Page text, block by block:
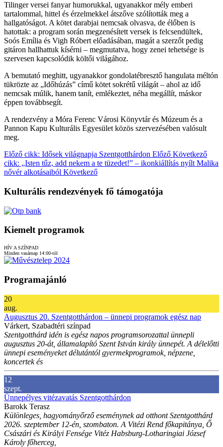
Tilinger versei fanyar humorukkal, ugyanakkor mély emberi
tartalommal, hittel és érzelmekkel átszőve szólították meg a
hallgatóságot. A kötet darabjai nemcsak olvasva, de élőben is
hatottak: a program során megzenésített versek is felcsendültek,
Soós Emília és Vigh Róbert előadásában, magát a szerzőt pedig
gitáron hallhattuk kísérni – megmutatva, hogy zenei tehetsége is
szervesen kapcsolódik költői világához.
A bemutató meghitt, ugyanakkor gondolatébresztő hangulata méltón
tükrözte az „Időhúzás” című kötet sokrétű világát – ahol az idő
nemcsak múlik, hanem tanít, emlékeztet, néha megállít, máskor
éppen továbbsegít.
A rendezvény a Móra Ferenc Városi Könyvtár és Múzeum és a
Pannon Kapu Kulturális Egyesület közös szervezésében valósult
meg.
Előző cikk: Idősek világnapja Szentgotthárdon Előző Következő
cikk: „Isten tűz, add nekem a te tüzedet!” – ikonkiállítás nyílt Malika
nővér alkotásaiból Következő
Kulturális rendezvények fő támogatója
Kiemelt programok
HÍV A SZÍNPAD
Minden vasárnap 14:00-tól
Programajánló
20
aug.
Augusztus 20. Szentgotthárdon – ünnepi programok egész nap
Várkert, Szabadtéri színpad
Szentgotthárd idén is egész napos programsorozattal ünnepli
augusztus 20-át, államalapító Szent István király ünnepét. A délelőtti
ünnepi eseményeket délutántól gyermekprogramok, népzene,
koncertek és
12
szept.
Ünnepélyes vitézavatás Szentgotthárdon
Barokk Terasz
Különleges, hagyományőrző eseménynek ad otthont Szentgotthárd
2026. szeptember 12-én, szombaton. A Vitézi Rend főkapitánya, Ő
Császári és Királyi Fensége Vitéz Habsburg-Lotharingiai József
Károly főherceg,